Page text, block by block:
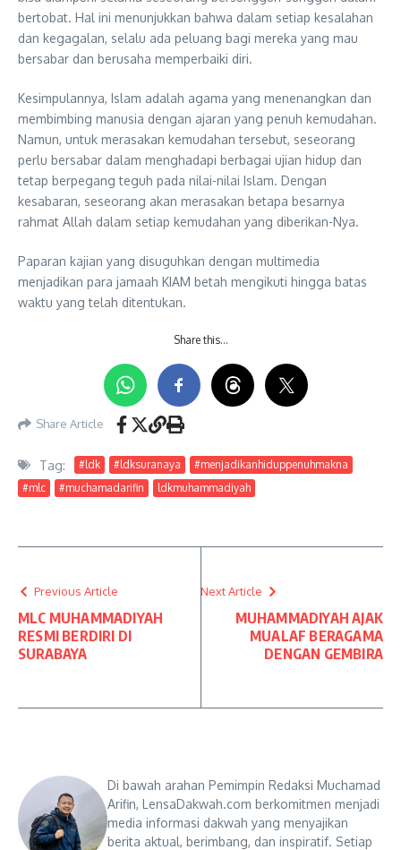
bertobat. Hal ini menunjukkan bahwa dalam setiap kesalahan
dan kegagalan, selalu ada peluang bagi mereka yang mau
bersabar dan berusaha memperbaiki diri.
Kesimpulannya, Islam adalah agama yang menenangkan dan
membimbing manusia dengan ajaran yang penuh kemudahan.
Namun, untuk merasakan kemudahan tersebut, seseorang
perlu bersabar dalam menghadapi berbagai ujian hidup dan
tetap berpegang teguh pada nilai-nilai Islam. Dengan
kesabaran, seseorang akan merasakan betapa besarnya
rahmat Allah dalam setiap kemudahan yang diberikan-Nya.
Paparan kajian yang disuguhkan dengan multimedia
menjadikan para jamaah KIAM betah mengikuti hingga batas
waktu yang telah ditentukan.
Share this…
Share Article
Tag: #ldk #ldksuranaya
#menjadikanhiduppenuhmakna
#mlc
#muchamadarifin ldkmuhammadiyah
Previous Article
MLC MUHAMMADIYAH
RESMI BERDIRI DI
SURABAYA
Next Article
MUHAMMADIYAH AJAK
MUALAF BERAGAMA
DENGAN GEMBIRA
Di bawah arahan Pemimpin Redaksi Muchamad
Arifin, LensaDakwah.com berkomitmen menjadi
media informasi dakwah yang menyajikan
berita aktual, berimbang, dan inspiratif. Setiap